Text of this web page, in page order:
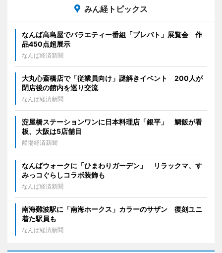
みん経トピックス
なんば高島屋でバラエティー番組「プレバト」展覧会 作
品450点超展示
なんば経済新聞
大丸心斎橋店で「従業員向け」謎解きイベント 200人が
閉店後の館内を巡り交流
なんば経済新聞
淀屋橋ステーションワンに日本料理店「銀平」 鯛飯が看
板、大阪は5店舗目
船場経済新聞
なんばウォークに「ひまわりガーデン」 リラックマ、す
みっコぐらしコラボ装飾も
なんば経済新聞
南海難波駅に「南海ホークス」カラーのサザン 復刻ユニ
着た駅員も
なんば経済新聞